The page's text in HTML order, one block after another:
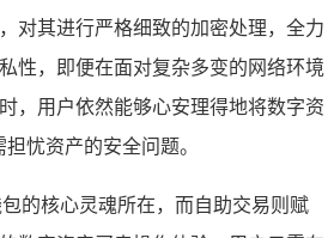
对其进行严格细致的加密处理，全力
性，即便在面对复杂多变的网络环境
，用户依然能够心安理得地将数字资
忧资产的安全问题。
的核心灵魂所在，而自助交易则赋